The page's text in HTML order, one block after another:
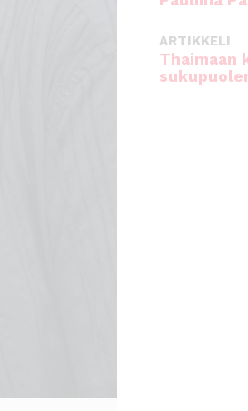
ARTIKKELI
Thaimaan